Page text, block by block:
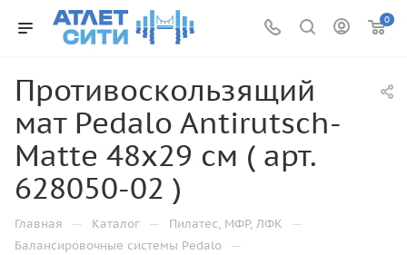
0
Противоскользящий
мат Pedalo Antirutsch-
Matte 48х29 см ( арт.
628050-02 )
Главная — Каталог — Пилатес, МФР, ЛФК —
Балансировочные системы Pedalo —